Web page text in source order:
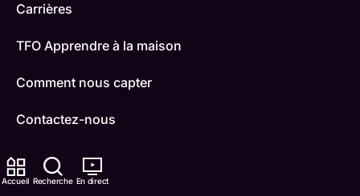
Accueil Recherche En direct
Carrières
TFO Apprendre à la maison
Comment nous capter
Contactez-nous
ONFR